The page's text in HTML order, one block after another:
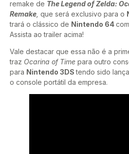
remake de The Legend of Zelda:
Remake que será exclusivo para o
trará o clássico de Nintendo 64
Assista ao trailer acima!
Vale destacar que essa não é a
traz Ocarina of Time para outro
para Nintendo 3DStendo sido
o console portátil da empresa.